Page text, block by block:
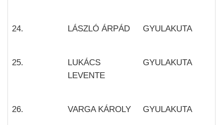
24. LÁSZLÓ ÁRPÁD GYULAKUTA
25.
LUKÁCS
LEVENTE
GYULAKUTA
26. VARGA KÁROLY GYULAKUTA